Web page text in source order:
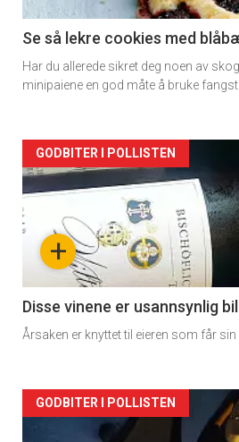
Se så lekre cookies med
Har du allerede sikret deg noen av
minipaiene en god måte å bruke
Forsiden
akkurat
nå
2
+
GODBITER I POLLISTEN
Disse vinene er usannsynlig
Årsaken er knyttet til eieren som får sin
Forsiden
GODBITER I POLLISTEN